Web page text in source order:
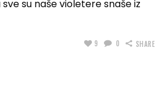
su naše violetere snaše iz
9 0 SHARE